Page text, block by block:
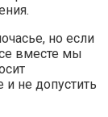
но если
вместе мы
и не допустить